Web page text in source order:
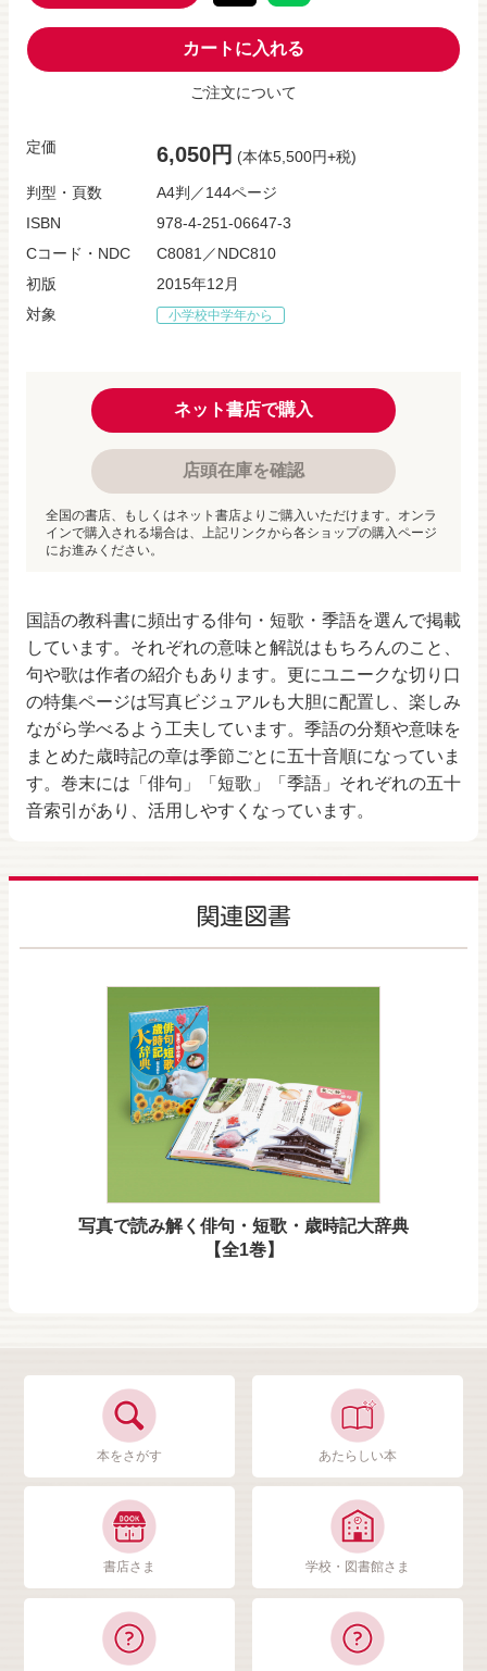
国語の教科書に頻出する俳句・短歌・季語を選んで掲載
しています。それぞれの意味と解説はもちろんのこと、
句や歌は作者の紹介もあります。更にユニークな切り口
の特集ページは写真ビジュアルも大胆に配置し、楽しみ
ながら学べるよう工夫しています。季語の分類や意味を
まとめた歳時記の章は季節ごとに五十音順になっていま
す。巻末には「俳句」「短歌」「季語」それぞれの五十
音索引があり、活用しやすくなっています。
カートに入れる
ご注文について
定価 6,050円 (本体5,500円+税)
判型・頁数
A4判／144ページ
ISBN
978-4-251-06647-3
Cコード・NDC
C8081／NDC810
初版
2015年12月
対象
小学校中学年から
ネット書店で購入
店頭在庫を確認
全国の書店、もしくはネット書店よりご購入いただけます。オンラ
インで購入される場合は、上記リンクから各ショップの購入ページ
にお進みください。
関連図書
写真で読み解く俳句・短歌・歳時記大辞典
【全1巻】
本をさがす あたらしい本
書店さま 学校・図書館さま